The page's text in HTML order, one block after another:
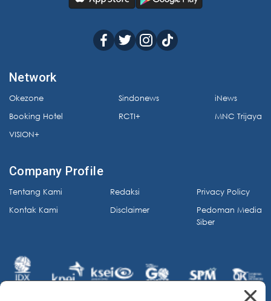
Network
Okezone
Booking Hotel
VISION+
Sindonews
RCTI+
iNews
MNC Trijaya
Company Profile
Tentang Kami
Kontak Kami
Redaksi
Disclaimer
Privacy Policy
Pedoman Media
Siber